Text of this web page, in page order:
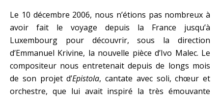
Le 10 décembre 2006, nous n’étions pas nombreux à
avoir fait le voyage depuis la France jusqu’à
Luxembourg pour découvrir, sous la direction
d’Emmanuel Krivine, la nouvelle pièce d’Ivo Malec. Le
compositeur nous entretenait depuis de longs mois
de son projet d’Epistola, cantate avec soli, chœur et
orchestre, que lui avait inspiré la très émouvante